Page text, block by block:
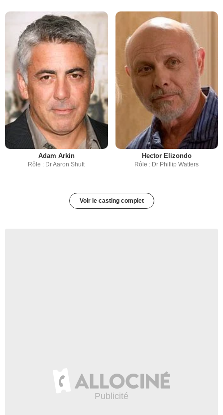
Adam Arkin
Rôle : Dr Aaron Shutt
Hector Elizondo
Rôle : Dr Phillip Watters
Voir le casting complet